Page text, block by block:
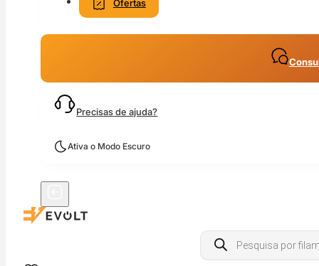
Precisas de ajuda?
Ativa o Modo Escuro
Products
search